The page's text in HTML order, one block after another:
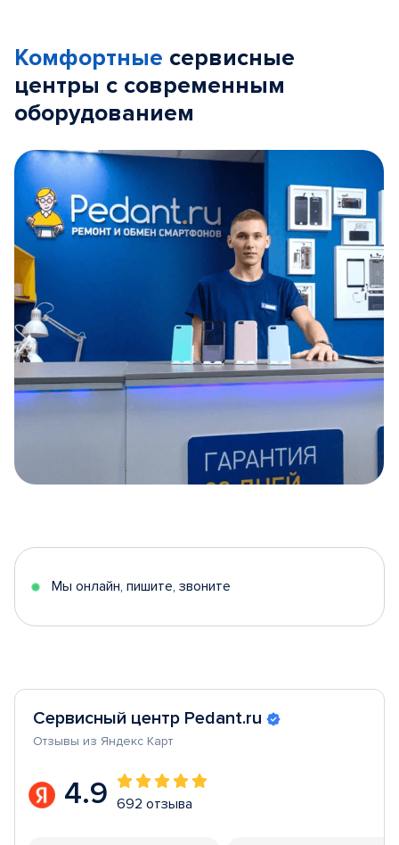
Комфортные сервисные
центры с современным
оборудованием
5
Мы онлайн, пишите, звоните
Сервисный центр Pedant.ru
Отзывы из Яндекс Карт
4.9 692 отзыва